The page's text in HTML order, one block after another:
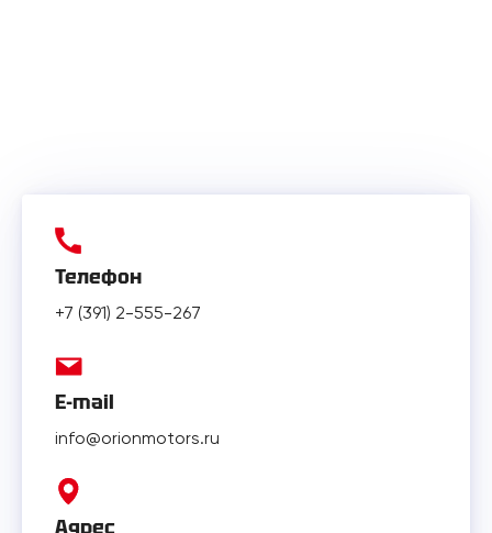
Телефон
+7 (391) 2-555-267
E-mail
info@orionmotors.ru
Адрес